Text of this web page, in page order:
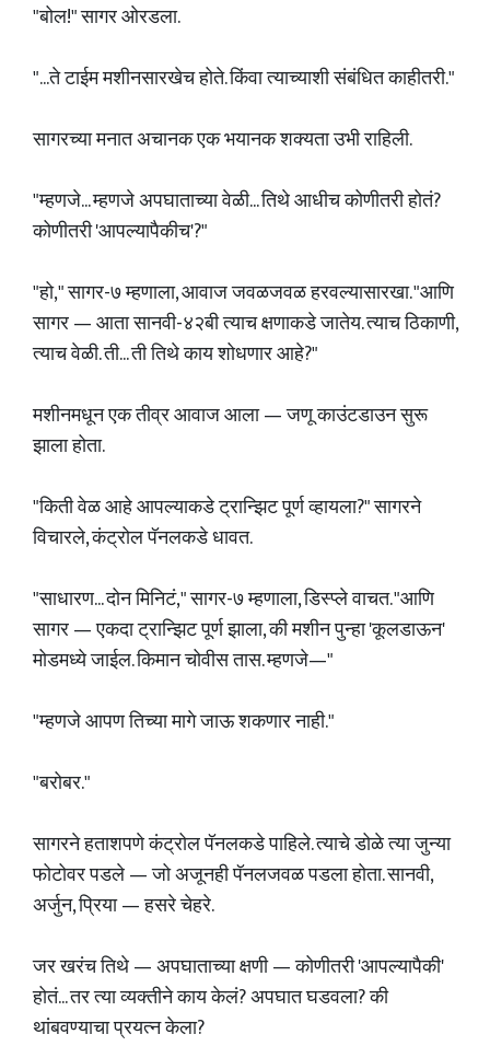
"बोल!" सागर ओरडला.
"...ते टाईम मशीनसारखेच होते. किंवा त्याच्याशी संबंधित काहीतरी."
सागरच्या मनात अचानक एक भयानक शक्यता उभी राहिली.
"म्हणजे... म्हणजे अपघाताच्या वेळी... तिथे आधीच कोणीतरी होतं?
कोणीतरी 'आपल्यापैकीच'?"
"हो," सागर-७ म्हणाला, आवाज जवळजवळ हरवल्यासारखा. "आणि
सागर — आता सानवी-४२बी त्याच क्षणाकडे जातेय. त्याच ठिकाणी,
त्याच वेळी. ती... ती तिथे काय शोधणार आहे?"
मशीनमधून एक तीव्र आवाज आला — जणू काउंटडाउन सुरू
झाला होता.
"किती वेळ आहे आपल्याकडे ट्रान्झिट पूर्ण व्हायला?" सागरने
विचारले, कंट्रोल पॅनलकडे धावत.
"साधारण... दोन मिनिटं," सागर-७ म्हणाला, डिस्प्ले वाचत. "आणि
सागर — एकदा ट्रान्झिट पूर्ण झाला, की मशीन पुन्हा 'कूलडाऊन'
मोडमध्ये जाईल. किमान चोवीस तास. म्हणजे—"
"म्हणजे आपण तिच्या मागे जाऊ शकणार नाही."
"बरोबर."
सागरने हताशपणे कंट्रोल पॅनलकडे पाहिले. त्याचे डोळे त्या जुन्या
फोटोवर पडले — जो अजूनही पॅनलजवळ पडला होता. सानवी,
अर्जुन, प्रिया — हसरे चेहरे.
जर खरंच तिथे — अपघाताच्या क्षणी — कोणीतरी 'आपल्यापैकी'
होतं... तर त्या व्यक्तीने काय केलं? अपघात घडवला? की
थांबवण्याचा प्रयत्न केला?